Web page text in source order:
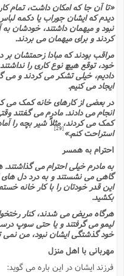
«تا آن جا که امکان داشت، تمام
دیدم که ایشان جوراب یا دکمه
نبود و میهمان داشتند، خودشان به
کردند و براى میهمان مى بردند.
مراقب بودند که مبادا زحمتشان
خود، توقع هیچ نوع کارى را
دادیم، خیلى تشکر مى کردند و مى
ایجاد مى کنیم.
در بعضى از کارهاى خانه کمک مى
انجام مى دادند. مادرم مى گفتند
کمک مى کردند، مثلاً شیر بچه را
استراحت کنم.»
احترام به همسر
به مادرم خیلى احترام مى
گاهى مى نشستند و به درد دل
این قدر خودتان را با کار خانه
بکشید.
هرگاه مریض مى شدند، کنار
لیمو مى گرفتند و یا حتى سوپ
خود گذشتگى ایشان نبود، من نمى
مهربانى با اهل منزل
فرزند ایشان در این باره مى گوید: